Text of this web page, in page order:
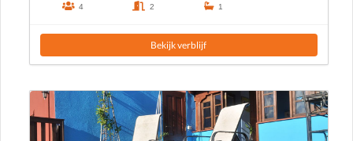
4 2 1
Bekijk verblijf